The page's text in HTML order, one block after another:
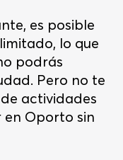
es posible
lo que
podrás
Pero no te
actividades
en Oporto sin